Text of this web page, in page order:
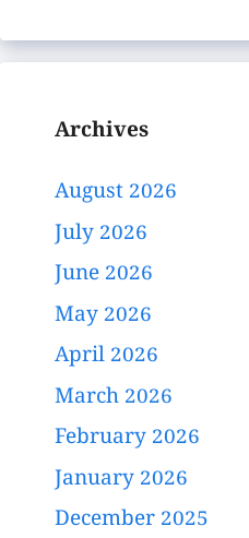
Archives
August 2026
July 2026
June 2026
May 2026
April 2026
March 2026
February 2026
January 2026
December 2025